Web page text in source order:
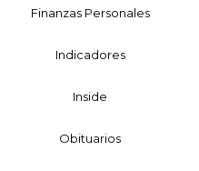
Finanzas Personales
Indicadores
Inside
Obituarios